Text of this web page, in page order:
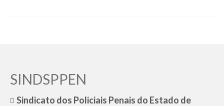
SINDSPPEN
Sindicato dos Policiais Penais do Estado de